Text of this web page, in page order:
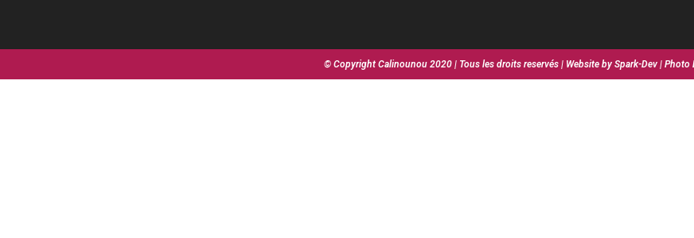
© Copyright Calinounou 2020 | Tous les droits reservés | Website by Spark-Dev | Photo